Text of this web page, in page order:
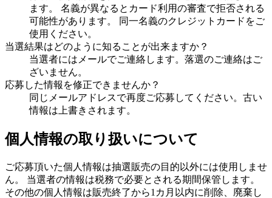
ます。 名義が異なるとカード利用の審査で拒否される
可能性があります。 同一名義のクレジットカードをご
使用ください。
当選結果はどのように知ることが出来ますか？
当選者にはメールでご連絡します。落選のご連絡はご
ざいません。
応募した情報を修正できませんか？
同じメールアドレスで再度ご応募してください。古い
情報は上書きされます。
個人情報の取り扱いについて
ご応募頂いた個人情報は抽選販売の目的以外には使用しませ
ん。 当選者の情報は税務で必要とされる期間保管します。
その他の個人情報は販売終了から1カ月以内に削除、廃棄し